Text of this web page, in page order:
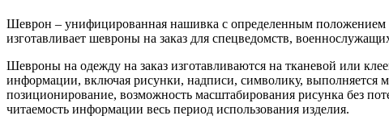
Шеврон – унифицированная нашивка с определенным
изготавливает шевроны на заказ для спецведомств,
Шевроны на одежду на заказ изготавливаются на тканевой или
информации, включая рисунки, надписи, символику, выполняется
позиционирование, возможность масштабирования рисунка без
читаемость информации весь период использования изделия.